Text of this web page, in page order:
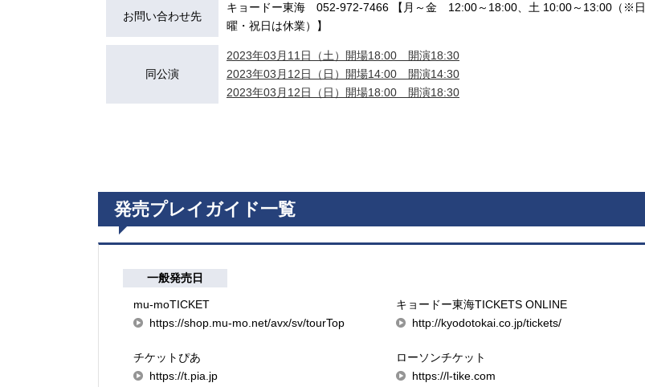
お問い合わせ先
キョードー東海 052-972-7466 【月～金 12:00～18:00、土 10:00～13:00（※日
曜・祝日は休業）】
同公演
2023年03月11日（土）開場18:00 開演18:30
2023年03月12日（日）開場14:00 開演14:30
2023年03月12日（日）開場18:00 開演18:30
発売プレイガイド一覧
一般発売日
mu-moTICKET
https://shop.mu-mo.net/avx/sv/tourTop
キョードー東海TICKETS ONLINE
http://kyodotokai.co.jp/tickets/
チケットぴあ
https://t.pia.jp
ローソンチケット
https://l-tike.com